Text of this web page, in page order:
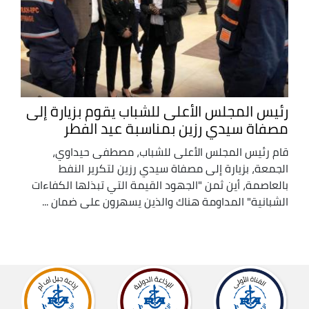
رئيس المجلس الأعلى للشباب يقوم بزيارة إلى
مصفاة سيدي رزين بمناسبة عيد الفطر
قام رئيس المجلس الأعلى للشباب، مصطفى حيداوي،
الجمعة، بزيارة إلى مصفاة سيدي رزين لتكرير النفط
بالعاصمة، أين ثمن "الجهود القيمة التي تبذلها الكفاءات
الشبانية" المداومة هناك والذين يسهرون على ضمان ...